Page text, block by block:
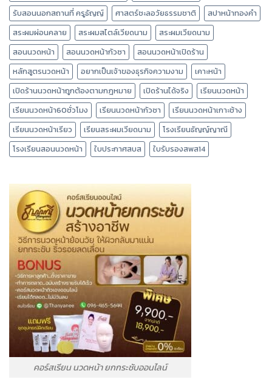
รับสอนนอกสถานที่ ครูธัญญ์
ศาสตร์ชะลอวัยธรรมชาติ
สปาหน้าทองคำ
สระผมผ่อนคลาย
สระผมสไตล์เวียดนาม
สระผมเวียดนาม
สอนนวดหน้า
สอนนวดหน้ากัวซา
สอนนวดหน้าเปิดร้าน
หลักสูตรนวดหน้า
อยากเป็นเจ้าของธุรกิจความงาม
เคาะหน้า
เปิดร้านนวดหน้าถูกต้องตามกฎหมาย
เปิดร้านได้จริง
เรียนนวดหน้า
เรียนนวดหน้า60ชั่วโมง
เรียนนวดหน้ากัวซา
เรียนนวดหน้าเกาะช้าง
เรียนนวดหน้าเรียว
เรียนสระผมเวียดนาม
โรงเรียนธัญญ์ญาณี
โรงเรียนสอนนวดหน้า
ใบประกาศสบส ใบรับรองสพส14
คอร์สเรียน นวดหน้า ยกกระชับออนไลน์